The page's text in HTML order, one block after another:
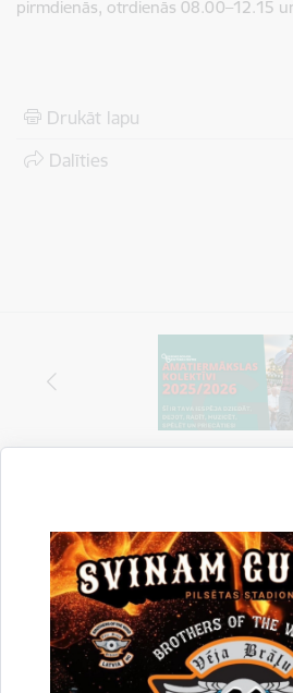
pirmdienās, otrdienās 08.00–12.15
Drukāt lapu
Dalīties
Vai šī informācija
Sniegt